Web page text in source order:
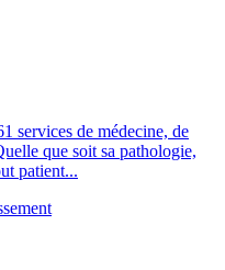
services de médecine, de
que soit sa pathologie,
patient...